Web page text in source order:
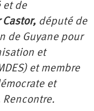
et de
Castor, député de
de Guyane pour
et
et membre
et